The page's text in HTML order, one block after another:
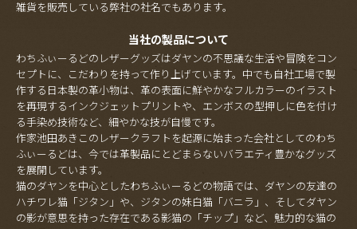
雑貨を販売している弊社の社名でもあります。
当社の製品について
わちふぃーるどのレザーグッズはダヤンの不思議な生活や冒険をコン
セプトに、こだわりを持って作り上げています。中でも自社工場で製
作する日本製の革小物は、革の表面に鮮やかなフルカラーのイラスト
を再現するインクジェットプリントや、エンボスの型押しに色を付け
る手染め技術など、細やかな技が自慢です。
作家池田あきこのレザークラフトを起源に始まった会社としてのわち
ふぃーるどは、今では革製品にとどまらないバラエティ豊かなグッズ
を展開しています。
猫のダヤンを中心としたわちふぃーるどの物語では、ダヤンの友達の
ハチワレ猫「ジタン」や、ジタンの妹白猫「バニラ」、そしてダヤン
の影が意思を持った存在である影猫の「チップ」など、魅力的な猫の